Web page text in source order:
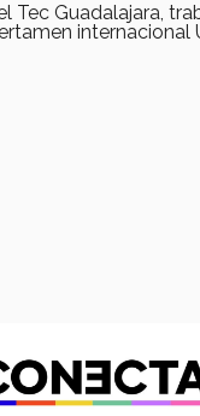
Tec Guadalajara,
internacional